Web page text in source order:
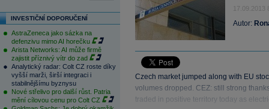
INVESTIČNÍ DOPORUČENÍ
AstraZeneca jako sázka na
defenzivu mimo AI horečku
Arista Networks: AI může firmě
zajistit příznivý vítr do zad
Analytický radar: Colt CZ roste díky
vyšší marži, širší integraci i
stabilnějšímu byznysu
Nové střelivo pro další růst. Patria
mění cílovou cenu pro Colt CZ
17.09.2013
Autor:
Czech market jumped along with EU
volumes dropped. CEZ: still strong
traded in positive territory today as